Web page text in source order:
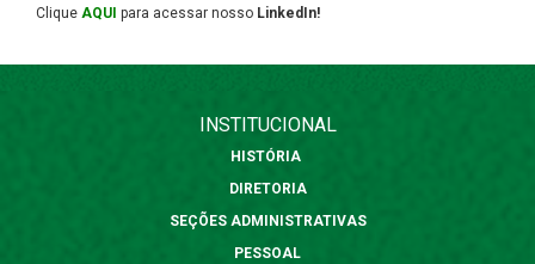
Clique AQUI para acessar nosso LinkedIn!
INSTITUCIONAL
HISTÓRIA
DIRETORIA
SEÇÕES ADMINISTRATIVAS
PESSOAL